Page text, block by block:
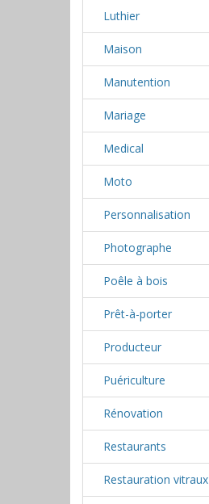
Luthier
Maison
Manutention
Mariage
Medical
Moto
Personnalisation
Photographe
Poêle à bois
Prêt-à-porter
Producteur
Puériculture
Rénovation
Restaurants
Restauration vitraux